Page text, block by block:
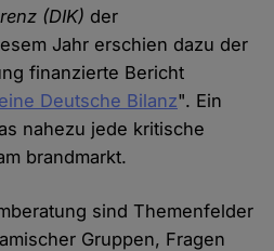
(DIK) der
Jahr erschien dazu der
finanzierte Bericht
Deutsche Bilanz". Ein
nahezu jede kritische
brandmarkt.
sind Themenfelder
Gruppen, Fragen